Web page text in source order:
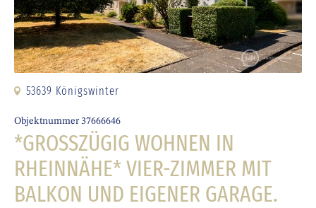
53639 Königswinter
Objektnummer 37666646
*GROSSZÜGIG WOHNEN IN R
HEINNÄHE* VIER-ZIMMER MIT B
ALKON UND EIGENER GARAGE.